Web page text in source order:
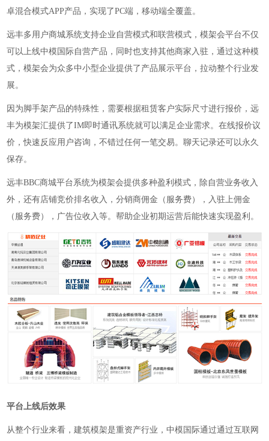
卓混合模式APP产品
实现了PC端，移动端全覆盖。
远丰多用户商城系统支持企业自营模式和联营模式，模架会平台不仅
可以上线中模国际自营产品，同时也支持其他商家入驻，通过这种模
式，模架会为众多中小型企业提供了产品展示平台，拉动整个行业发
展。
因为脚手架产品的特殊性，需要根据租赁客户实际尺寸进行报价，远
丰为模架汇提供了IM即时通讯系统就可以满足企业需求。在线报价议
价，快速反应用户咨询，不错过任何一笔交易。聊天记录还可以永久
保存。
远丰BBC商城平台系统为模架会提供多种盈利模式，除自营业务收入
外，还有店铺竞价排名收入，分销商佣金（服务费），入驻上佣金
（服务费），广告位收入等。帮助企业初期运营后能快速实现盈利。
平台上线后效果
从整个行业来看，建筑模架是重资产行业，中模国际通过通过互联网